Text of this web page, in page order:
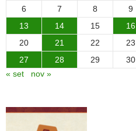
6
7 8 9
13
14 15 16
20
21 22 23
27
28 29 30
« set
nov »